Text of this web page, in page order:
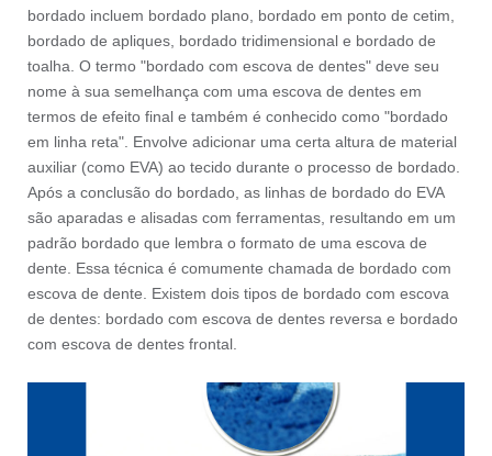
bordado incluem bordado plano, bordado em ponto de cetim,
bordado de apliques, bordado tridimensional e bordado de
toalha. O termo "bordado com escova de dentes" deve seu
nome à sua semelhança com uma escova de dentes em
termos de efeito final e também é conhecido como "bordado
em linha reta". Envolve adicionar uma certa altura de material
auxiliar (como EVA) ao tecido durante o processo de bordado.
Após a conclusão do bordado, as linhas de bordado do EVA
são aparadas e alisadas com ferramentas, resultando em um
padrão bordado que lembra o formato de uma escova de
dente. Essa técnica é comumente chamada de bordado com
escova de dente. Existem dois tipos de bordado com escova
de dentes: bordado com escova de dentes reversa e bordado
com escova de dentes frontal.